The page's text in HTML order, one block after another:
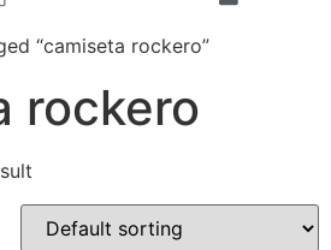
“camiseta rockero”
rockero